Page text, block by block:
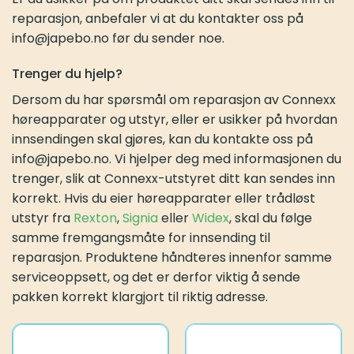
reparasjon, anbefaler vi at du kontakter oss på
info@japebo.no før du sender noe.
Trenger du hjelp?
Dersom du har spørsmål om reparasjon av Connexx
høreapparater og utstyr, eller er usikker på hvordan
innsendingen skal gjøres, kan du kontakte oss på
info@japebo.no. Vi hjelper deg med informasjonen du
trenger, slik at Connexx-utstyret ditt kan sendes inn
korrekt. Hvis du eier høreapparater eller trådløst
utstyr fra Rexton,SigniaellerWidex, skal du følge
samme fremgangsmåte for innsending til
reparasjon. Produktene håndteres innenfor samme
serviceoppsett, og det er derfor viktig å sende
pakken korrekt klargjort til riktig adresse.